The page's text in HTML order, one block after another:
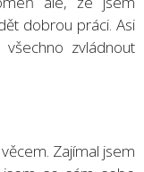
dobrou práci. Asi
zvládnout
Zajímal jsem